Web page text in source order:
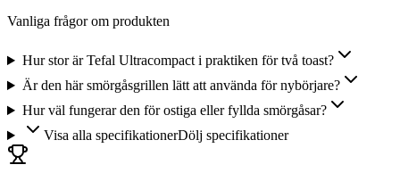
Vanliga frågor om produkten
Hur stor är Tefal Ultracompact i praktiken för två toast?
Är den här smörgåsgrillen lätt att använda för nybörjare?
Hur väl fungerar den för ostiga eller fyllda smörgåsar?
Visa alla specifikationerDölj specifikationer